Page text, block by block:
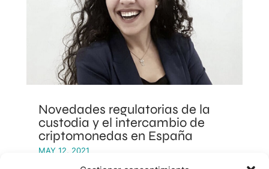
Novedades regulatorias de la
custodia y el intercambio de
criptomonedas en España
MAY 12, 2021